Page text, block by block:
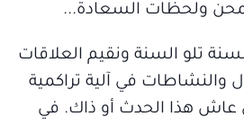
ولحظات السعادة...
تلو السنة ونقيم العلاقات
والنشاطات في آلية تراكمية
عاش هذا الحدث أو ذاك. في